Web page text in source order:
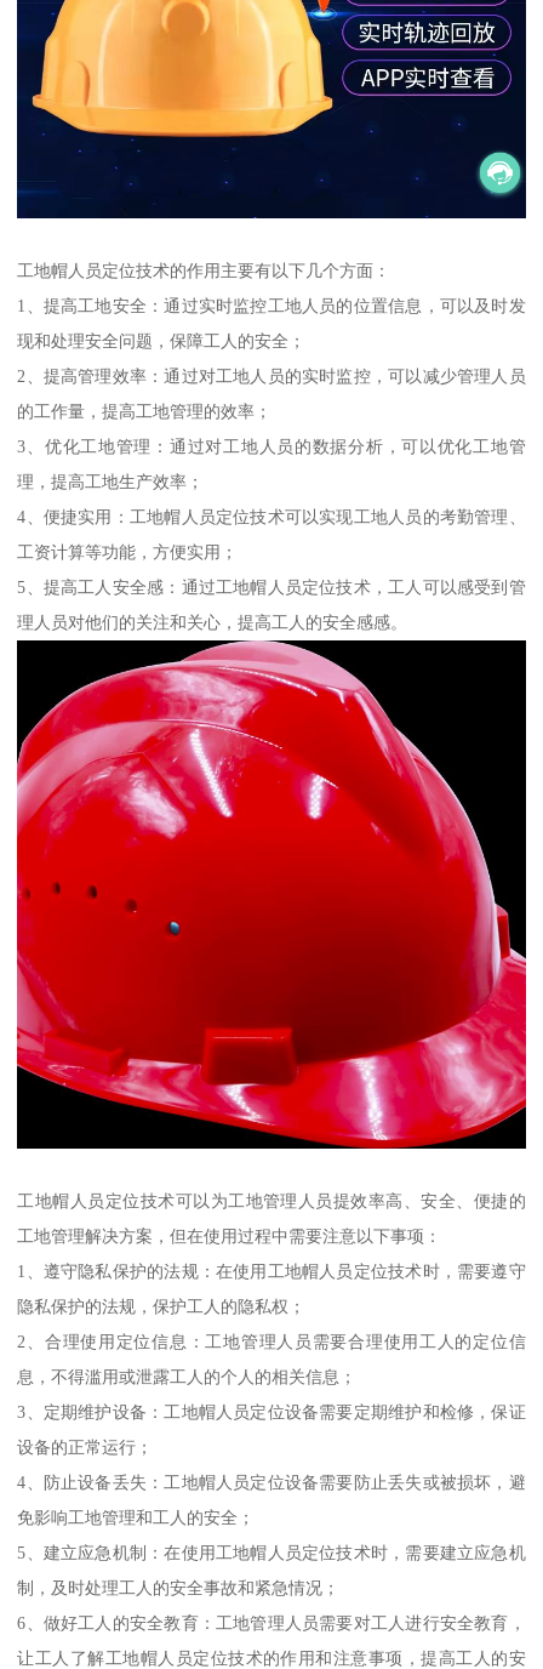
工地帽人员定位技术的作用主要有以下几个方面：
1、提高工地安全：通过实时监控工地人员的位置信息，可以及时发
现和处理安全问题，保障工人的安全；
2、提高管理效率：通过对工地人员的实时监控，可以减少管理人员
的工作量，提高工地管理的效率；
3、优化工地管理：通过对工地人员的数据分析，可以优化工地管
理，提高工地生产效率；
4、便捷实用：工地帽人员定位技术可以实现工地人员的考勤管理、
工资计算等功能，方便实用；
5、提高工人安全感：通过工地帽人员定位技术，工人可以感受到管
理人员对他们的关注和关心，提高工人的安全感感。
工地帽人员定位技术可以为工地管理人员提效率高、安全、便捷的
工地管理解决方案，但在使用过程中需要注意以下事项：
1、遵守隐私保护的法规：在使用工地帽人员定位技术时，需要遵守
隐私保护的法规，保护工人的隐私权；
2、合理使用定位信息：工地管理人员需要合理使用工人的定位信
息，不得滥用或泄露工人的个人的相关信息；
3、定期维护设备：工地帽人员定位设备需要定期维护和检修，保证
设备的正常运行；
4、防止设备丢失：工地帽人员定位设备需要防止丢失或被损坏，避
免影响工地管理和工人的安全；
5、建立应急机制：在使用工地帽人员定位技术时，需要建立应急机
制，及时处理工人的安全事故和紧急情况；
6、做好工人的安全教育：工地管理人员需要对工人进行安全教育，
让工人了解工地帽人员定位技术的作用和注意事项，提高工人的安